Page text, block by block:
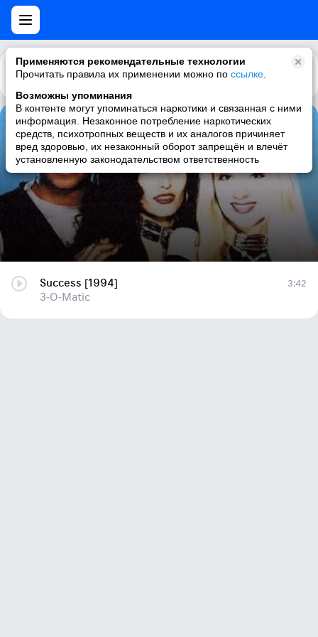
Применяются рекомендательные технологии
Прочитать правила их применении можно по ссылке
Возможны упоминания
В контенте могут упоминаться наркотики и связанная с ними
информация. Незаконное потребление наркотических
средств, психотропных веществ и их аналогов причиняет
вред здоровью, их незаконный оборот запрещён и влечёт
установленную законодательством ответственность
Каталог Рекомендации
Success [1994]
3-O-Matic
Success [1994]
3-O-Matic
3:42